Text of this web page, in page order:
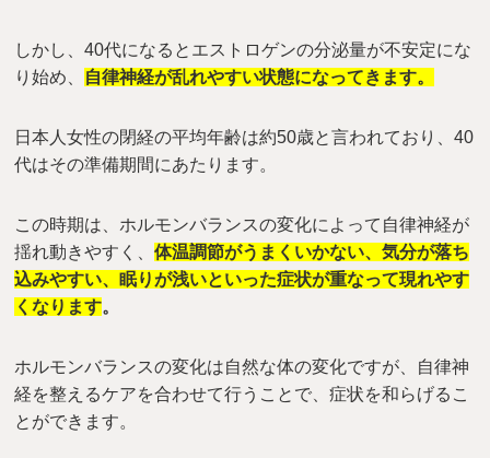
しかし、40代になるとエストロゲンの分泌量が不安定にな
り始め、 自律神経が乱れやすい状態になってきます。
日本人女性の閉経の平均年齢は約50歳と言われており、40
代はその準備期間にあたります。
この時期は、ホルモンバランスの変化によって自律神経が
揺れ動きやすく、体温調節がうまくいかない、気分が落ち
込みやすい、眠りが浅いといった症状が重なって現れやす
くなります。
ホルモンバランスの変化は自然な体の変化ですが、自律神
経を整えるケアを合わせて行うことで、症状を和らげるこ
とができます。